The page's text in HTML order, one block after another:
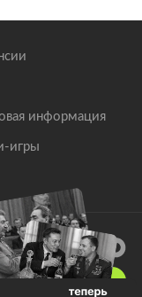
информация
игры